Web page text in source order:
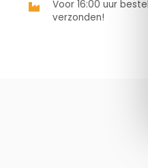
Voor 16:00 uur
verzonden!